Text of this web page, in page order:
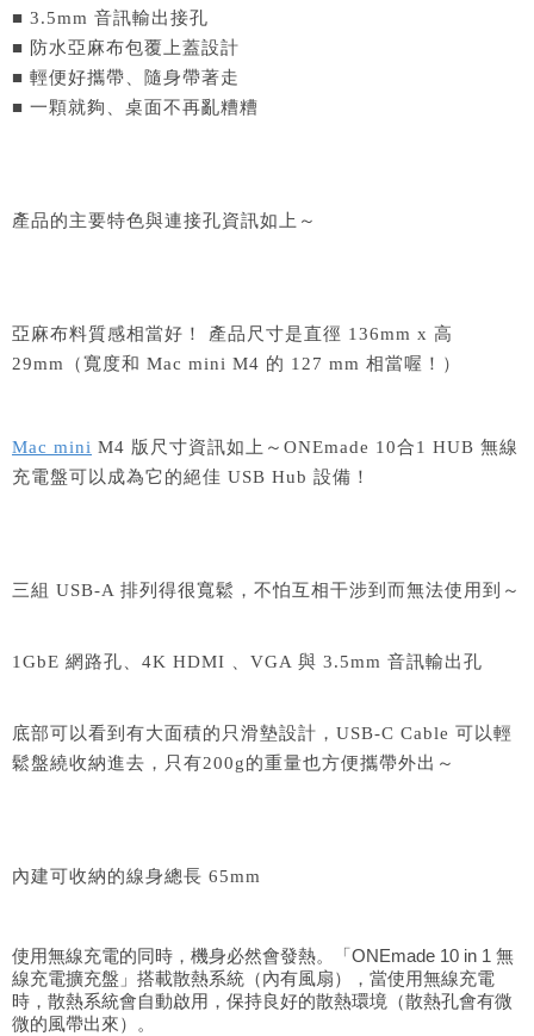
■ 3.5mm 音訊輸出接孔
■ 防水亞麻布包覆上蓋設計
■ 輕便好攜帶、隨身帶著走
■ 一顆就夠、桌面不再亂糟糟
產品的主要特色與連接孔資訊如上～
亞麻布料質感相當好！ 產品尺寸是直徑 136mm x 高
29mm（寬度和 Mac mini M4 的 127 mm 相當喔！）
Mac mini M4 版尺寸資訊如上～ONEmade 10合1 HUB 無線
充電盤可以成為它的絕佳 USB Hub 設備！
三組 USB-A 排列得很寬鬆，不怕互相干涉到而無法使用到～
1GbE 網路孔、4K HDMI 、VGA 與 3.5mm 音訊輸出孔
底部可以看到有大面積的只滑墊設計，USB-C Cable 可以輕
鬆盤繞收納進去，只有200g的重量也方便攜帶外出～
內建可收納的線身總長 65mm
使用無線充電的同時，機身必然會發熱。「ONEmade 10 in 1 無
線充電擴充盤」 搭載散熱系統（內有風扇）
，當使用無線充電
時，散熱系統會自動啟用，保持良好的散熱環境（散熱孔會有微
微的風帶出來）。